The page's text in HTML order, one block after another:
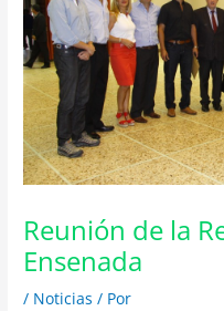
Reunión de la
Ensenada
/ Noticias / Por